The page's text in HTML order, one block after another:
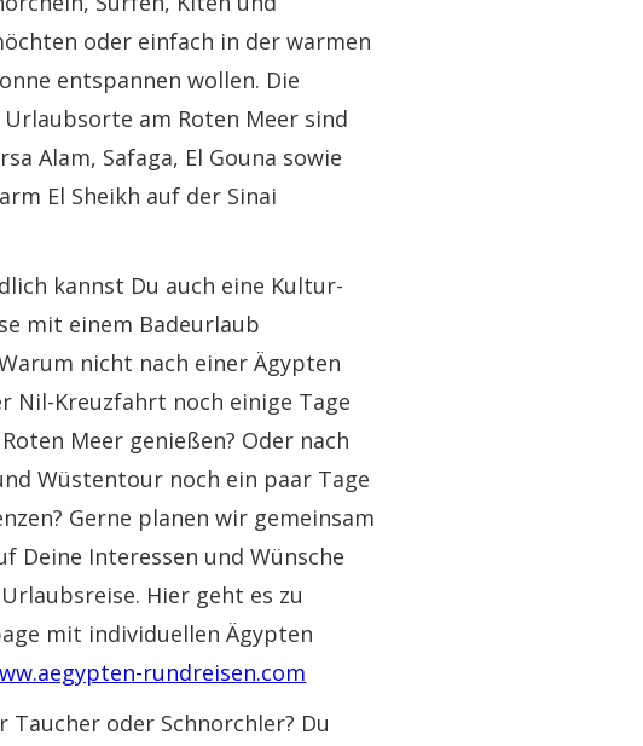
oder einfach in der warmen
entspannen wollen. Die
am Roten Meer sind
Alam, Safaga, El Gouna sowie
El Sheikh auf der Sinai
kannst Du auch eine Kultur-
mit einem Badeurlaub
nicht nach einer Ägypten
Nil-Kreuzfahrt noch einige Tage
Meer genießen? Oder nach
Wüstentour noch ein paar Tage
Gerne planen wir gemeinsam
Deine Interessen und Wünsche
Hier geht es zu
mit individuellen Ägypten
rundreisen.com
Taucher oder Schnorchler? Du